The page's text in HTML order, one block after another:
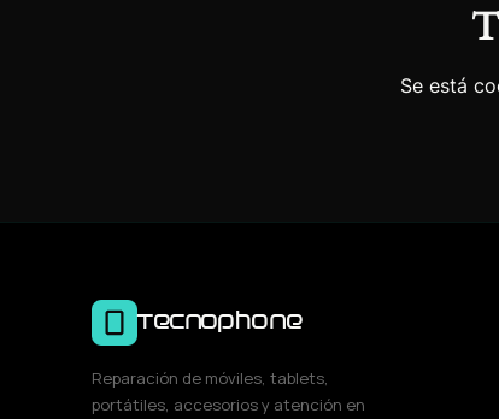
Se está
Tecnophone
Reparación de móviles, tablets,
portátiles, accesorios y atención en